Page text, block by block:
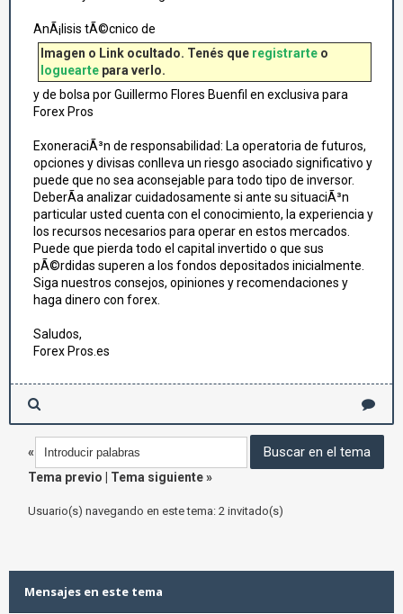
AnÃ¡lisis tÃ©cnico de
Imagen o Link ocultado. Tenés que registrarte o
loguearte para verlo.
y de bolsa por Guillermo Flores Buenfil en exclusiva para
Forex Pros
ExoneraciÃ³n de responsabilidad: La operatoria de futuros,
opciones y divisas conlleva un riesgo asociado significativo y
puede que no sea aconsejable para todo tipo de inversor.
DeberÃ­a analizar cuidadosamente si ante su situaciÃ³n
particular usted cuenta con el conocimiento, la experiencia y
los recursos necesarios para operar en estos mercados.
Puede que pierda todo el capital invertido o que sus
pÃ©rdidas superen a los fondos depositados inicialmente.
Siga nuestros consejos, opiniones y recomendaciones y
haga dinero con forex.
Saludos,
Forex Pros.es
«
Tema previo
Tema siguiente»
Usuario(s) navegando en este tema: 2 invitado(s)
Mensajes en este tema